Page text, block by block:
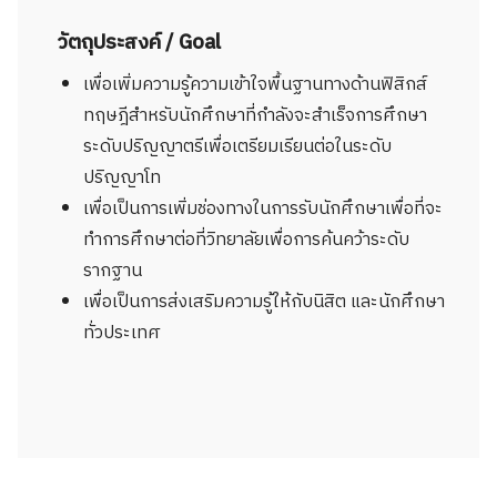
วัตถุประสงค์ / Goal
เพื่อเพิ่มความรู้ความเข้าใจพื้นฐานทางด้านฟิสิกส์
ทฤษฎีสำหรับนักศึกษาที่กำลังจะสำเร็จการศึกษา
ระดับปริญญาตรีเพื่อเตรียมเรียนต่อในระดับ
ปริญญาโท
เพื่อเป็นการเพิ่มช่องทางในการรับนักศึกษาเพื่อที่จะ
ทำการศึกษาต่อที่วิทยาลัยเพื่อการค้นคว้าระดับ
รากฐาน
เพื่อเป็นการส่งเสริมความรู้ให้กับนิสิต และนักศึกษา
ทั่วประเทศ